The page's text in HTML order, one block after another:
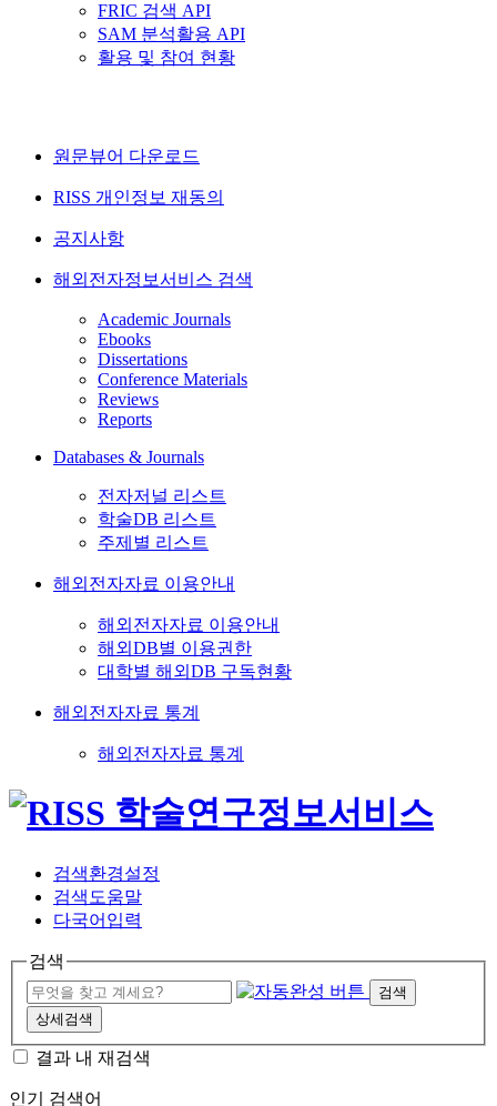
FRIC 검색 API
SAM 분석활용 API
활용 및 참여 현황
원문뷰어 다운로드
RISS 개인정보 재동의
공지사항
해외전자정보서비스 검색
Academic Journals
Ebooks
Dissertations
Conference Materials
Reviews
Reports
Databases & Journals
전자저널 리스트
학술DB 리스트
주제별 리스트
해외전자자료 이용안내
해외전자자료 이용안내
해외DB별 이용권한
대학별 해외DB 구독현황
해외전자자료 통계
해외전자자료 통계
검색환경설정
검색도움말
다국어입력
검색
검색
상세검색
결과 내 재검색
인기 검색어